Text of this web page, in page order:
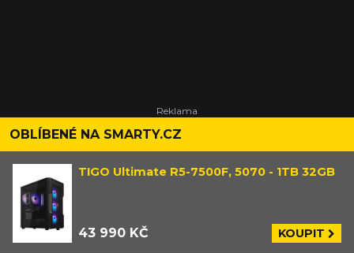
OBLÍBENÉ NA SMARTY.CZ
TIGO Ultimate R5-7500F, 5070 - 1TB 32GB
43 990 KČ KOUPIT